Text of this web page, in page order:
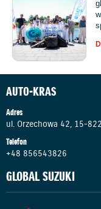
AUTO-KRAS
Adres
ul. Orzechowa 42, 15-
Telefon
+48 856543826
GLOBAL SUZUKI